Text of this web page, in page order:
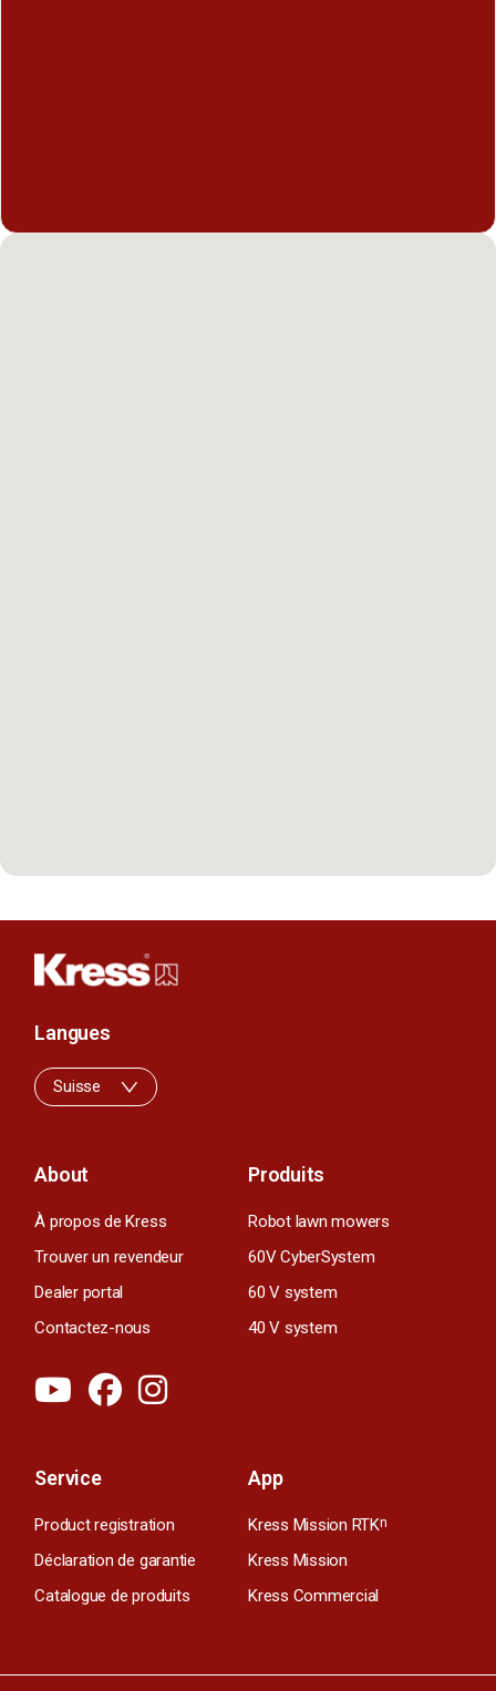
About
À propos de Kress
Trouver un revendeur
Dealer portal
Contactez-nous
Produits
Robot lawn mowers
60V CyberSystem
60 V system
40 V system
Service
Product registration
Déclaration de garantie
Catalogue de produits
App
Kress Mission RTKn
Kress Mission
Kress Commercial
Langues
Suisse